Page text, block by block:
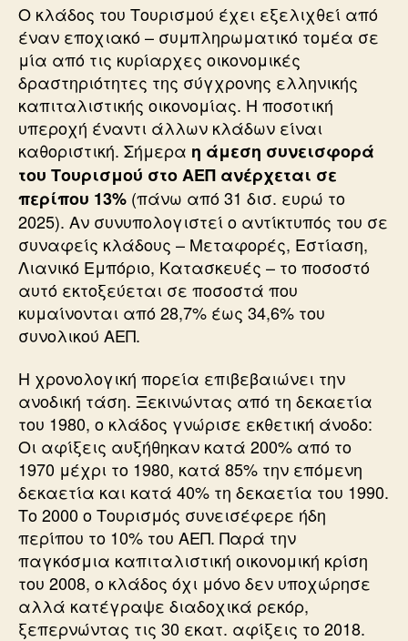
Ο κλάδος του Τουρισμού έχει εξελιχθεί από
έναν εποχιακό – συμπληρωματικό τομέα σε
μία από τις κυρίαρχες οικονομικές
δραστηριότητες της σύγχρονης ελληνικής
καπιταλιστικής οικονομίας. Η ποσοτική
υπεροχή έναντι άλλων κλάδων είναι
καθοριστική. Σήμερα η άμεση συνεισφορά
του Τουρισμού στο ΑΕΠ ανέρχεται σε
περίπου 13% (πάνω από 31 δισ. ευρώ το
2025). Αν συνυπολογιστεί ο αντίκτυπός του σε
συναφείς κλάδους – Μεταφορές, Εστίαση,
Λιανικό Εμπόριο, Κατασκευές – το ποσοστό
αυτό εκτοξεύεται σε ποσοστά που
κυμαίνονται από 28,7% έως 34,6% του
συνολικού ΑΕΠ.
Η χρονολογική πορεία επιβεβαιώνει την
ανοδική τάση. Ξεκινώντας από τη δεκαετία
του 1980, ο κλάδος γνώρισε εκθετική άνοδο:
Οι αφίξεις αυξήθηκαν κατά 200% από το
1970 μέχρι το 1980, κατά 85% την επόμενη
δεκαετία και κατά 40% τη δεκαετία του 1990.
Το 2000 ο Τουρισμός συνεισέφερε ήδη
περίπου το 10% του ΑΕΠ. Παρά την
παγκόσμια καπιταλιστική οικονομική κρίση
του 2008, ο κλάδος όχι μόνο δεν υποχώρησε
αλλά κατέγραψε διαδοχικά ρεκόρ,
ξεπερνώντας τις 30 εκατ. αφίξεις το 2018.